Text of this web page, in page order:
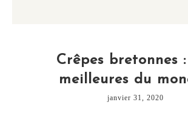
Crêpes bretonnes
meilleures du
janvier 31, 2020